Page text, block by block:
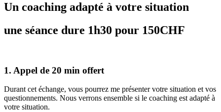
Un coaching adapté à votre situation
une séance dure 1h30 pour 150CHF
1. Appel de 20 min offert
Durant cet échange, vous pourrez me présenter votre situation et vos
questionnements. Nous verrons ensemble si le coaching est adapté à
votre situation.